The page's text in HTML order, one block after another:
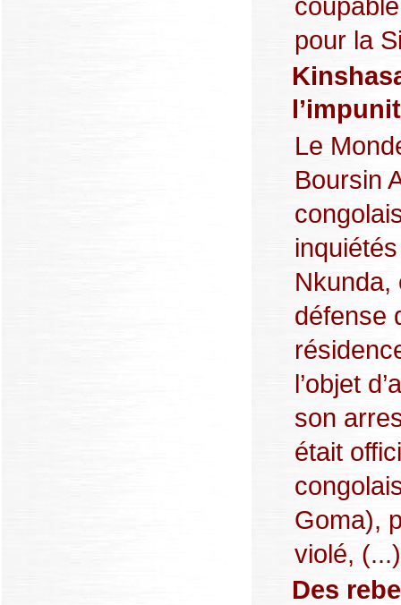
pour la
Le
Boursin
Nkunda,
défense
l’objet
son
était
Goma),
violé, (...)
Des